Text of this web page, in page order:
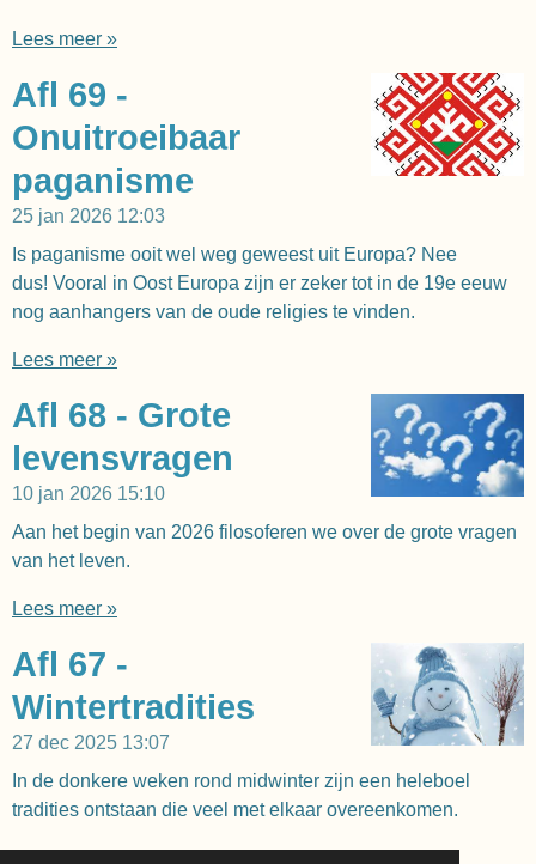
Lees meer »
Afl 69 -
Onuitroeibaar
paganisme
25 jan 2026 12:03
Is paganisme ooit wel weg geweest uit Europa? Nee
dus! Vooral in Oost Europa zijn er zeker tot in de 19e eeuw
nog aanhangers van de oude religies te vinden.
Lees meer »
Afl 68 - Grote
levensvragen
10 jan 2026 15:10
Aan het begin van 2026 filosoferen we over de grote vragen
van het leven.
Lees meer »
Afl 67 -
Wintertradities
27 dec 2025 13:07
In de donkere weken rond midwinter zijn een heleboel
tradities ontstaan die veel met elkaar overeenkomen.